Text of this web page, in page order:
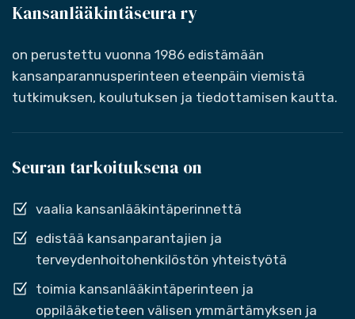
Kansanlääkintäseura ry
on perustettu vuonna 1986 edistämään
kansanparannusperinteen eteenpäin viemistä
tutkimuksen, koulutuksen ja tiedottamisen kautta.
Seuran tarkoituksena on
vaalia kansanlääkintäperinnettä
edistää kansanparantajien ja
terveydenhoitohenkilöstön yhteistyötä
toimia kansanlääkintäperinteen ja
oppilääketieteen välisen ymmärtämyksen ja